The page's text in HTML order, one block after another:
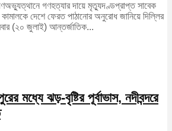
গণহত্যার দায়ে মৃত্যুদণ্ডপ্রাপ্ত সাবেক
কামালকে দেশে ফেরত পাঠানোর অনুরোধ জানিয়ে দিল্লির
(২০ জুলাই) আন্তর্জাতিক...
মধ্যে ঝড়-বৃষ্টির পূর্বাভাস, নদীবন্দরে